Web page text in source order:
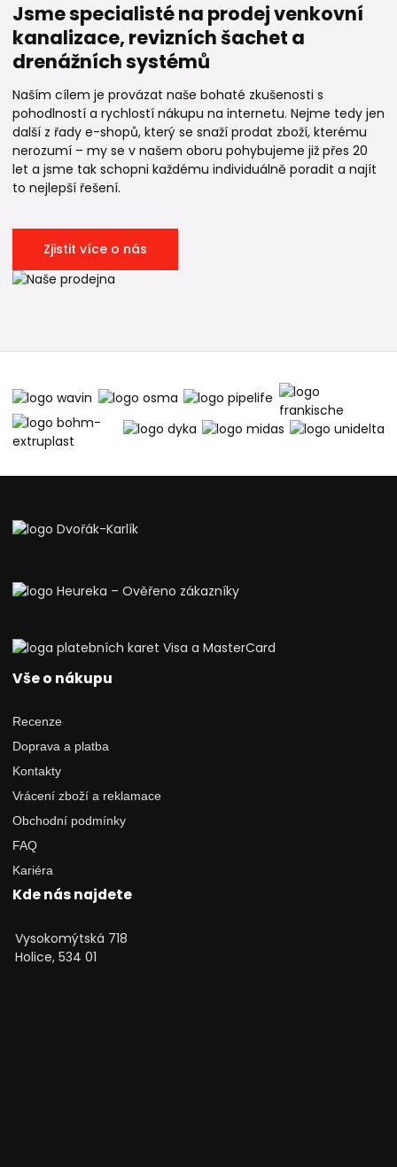
Jsme specialisté na prodej venkovní
kanalizace, revizních šachet a
drenážních systémů
Naším cílem je provázat naše bohaté zkušenosti s
pohodlností a rychlostí nákupu na internetu. Nejme tedy jen
další z řady e-shopů, který se snaží prodat zboží, kterému
nerozumí – my se v našem oboru pohybujeme již přes 20
let a jsme tak schopni každému individuálně poradit a najít
to nejlepší řešení.
Zjistit více o nás
Vše o nákupu
Recenze
Doprava a platba
Kontakty
Vrácení zboží a reklamace
Obchodní podmínky
FAQ
Kariéra
Kde nás najdete
Vysokomýtská 718
Holice, 534 01